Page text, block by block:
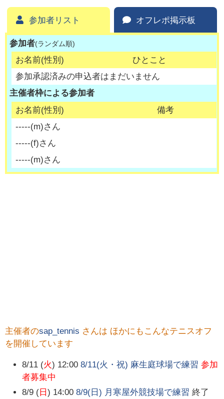
参加者リスト オフレポ掲示板
参加者(ランダム順)
お名前(性別)
ひとこと
参加承認済みの申込者はまだいません
主催者枠による参加者
お名前(性別)
備考
-----(m)さん
-----(f)さん
-----(m)さん
主催者のsap_tennis さんは ほかにもこんなテニスオフ
を開催しています
8/11 (火) 12:00 8/11(火・祝) 麻生庭球場で練習 参加
者募集中
8/9 ( 日) 14:00 8/9(日) 月寒屋外競技場で練習 終了